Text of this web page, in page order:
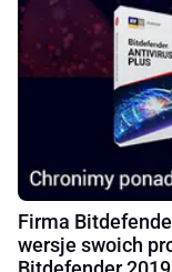
Firma
wersje swoich